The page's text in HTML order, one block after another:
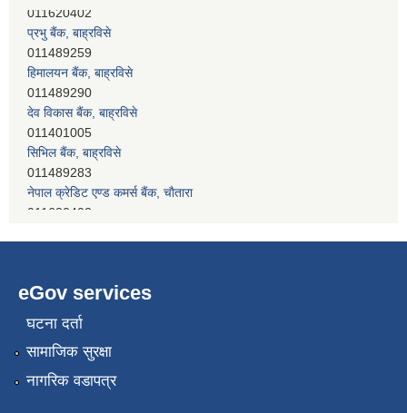
प्रभु बैंक, बाह्रविसे
011489259
हिमालयन बैंक, बाह्रविसे
011489290
देव विकास बैंक, बाह्रविसे
011401005
सिभिल बैंक, बाह्रविसे
011489283
नेपाल क्रेडिट एण्ड कमर्स बैंक, चाैतारा
011620402
eGov services
घटना दर्ता
सामाजिक सुरक्षा
नागरिक वडापत्र